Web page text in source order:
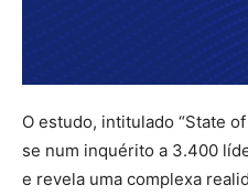
O estudo, intitulado “State
se num inquérito a 3.400
e revela uma complexa